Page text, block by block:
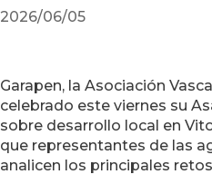
2026/06/05
Garapen, la Asociación
celebrado este viernes su
sobre desarrollo local en
que representantes de las
analicen los principales